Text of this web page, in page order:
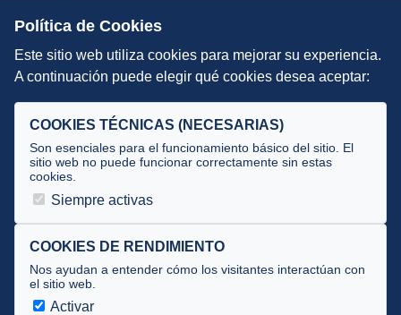
Escuelas de Triatlón
DIRECCIÓN TÉCNICA
Selecciones
Tecnificación
JUECES Y OFICIALES
Documentos
Cursos
Circulares oficiales
Política de Cookies
Este sitio web utiliza cookies para mejorar su experiencia.
A continuación puede elegir qué cookies desea aceptar:
COOKIES TÉCNICAS (NECESARIAS)
Son esenciales para el funcionamiento básico del sitio. El
sitio web no puede funcionar correctamente sin estas
cookies.
Siempre activas
COOKIES DE RENDIMIENTO
Nos ayudan a entender cómo los visitantes interactúan con
el sitio web.
Activar